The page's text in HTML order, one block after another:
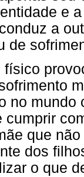
e
a
de
físico
no mundo
cumprir
que
dos
o que